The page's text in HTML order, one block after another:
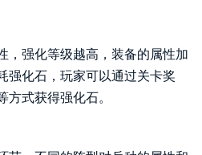
，强化等级越高，装备的属性加
强化石，玩家可以通过关卡奖
式获得强化石。